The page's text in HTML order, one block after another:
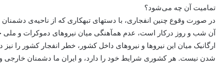
تمامیت آن چه می‌شود؟
در صورت وقوع چنین انفجاری، با دستهای تبهکاری که از ناحیه‌ی
آن شب و روز درکار است، عدم همآهنگی میان نیروهای دموکرات و ملی
ارگانیک میان این نیروها و نیروهای داخل کشور، خطر انفجار کشور را
شدن نیست. هر کشوری شرایط خود را دارد، و ایران ما دشمنان خارجی